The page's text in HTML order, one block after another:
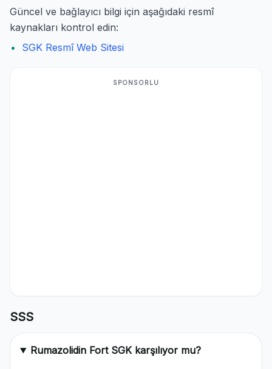
Güncel ve bağlayıcı bilgi için aşağıdaki resmî
kaynakları kontrol edin:
SGK Resmî Web Sitesi
SPONSORLU
SSS
Rumazolidin Fort SGK karşılıyor mu?